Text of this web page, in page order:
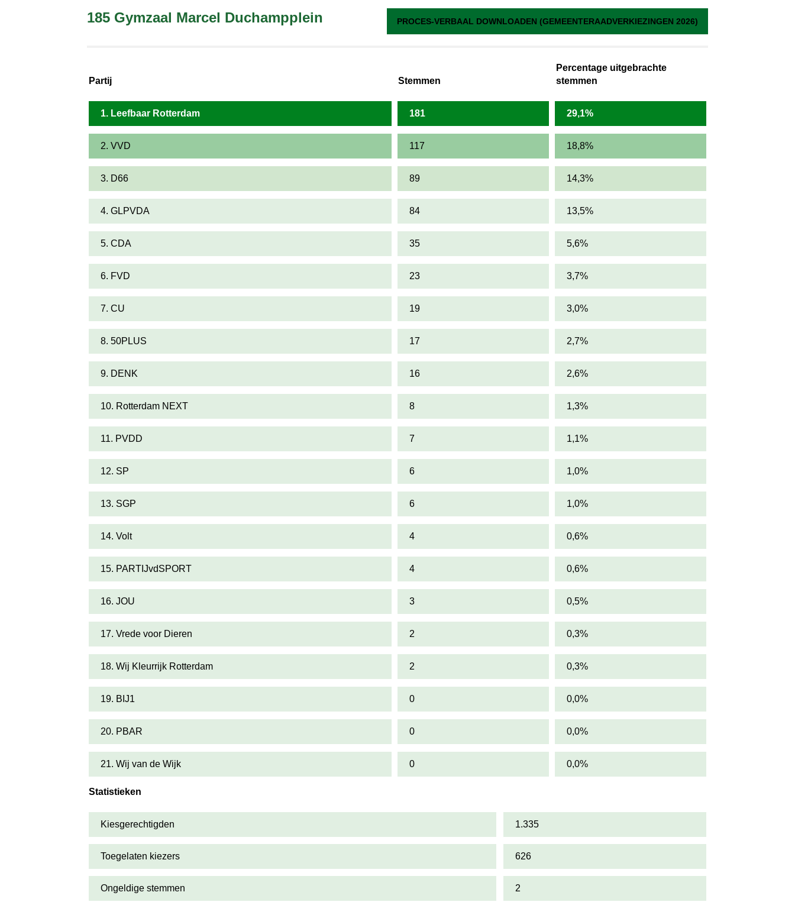
185 Gymzaal Marcel Duchampplein PROCES-VERBAAL DOWNLOADEN (GEMEENTERAADVERKIEZINGEN 2026)
Partij Stemmen
Percentage uitgebrachte
stemmen
1. Leefbaar Rotterdam 181 29,1%
2. VVD 117 18,8%
3. D66 89 14,3%
4. GLPVDA 84 13,5%
5. CDA 35 5,6%
6. FVD 23 3,7%
7. CU 19 3,0%
8. 50PLUS 17 2,7%
9. DENK 16 2,6%
10. Rotterdam NEXT 8 1,3%
11. PVDD 7 1,1%
12. SP 6 1,0%
13. SGP 6 1,0%
14. Volt 4 0,6%
15. PARTIJvdSPORT 4 0,6%
16. JOU 3 0,5%
17. Vrede voor Dieren 2 0,3%
18. Wij Kleurrijk Rotterdam 2 0,3%
19. BIJ1 0 0,0%
20. PBAR 0 0,0%
21. Wij van de Wijk 0 0,0%
Statistieken
Kiesgerechtigden 1.335
Toegelaten kiezers 626
Ongeldige stemmen 2